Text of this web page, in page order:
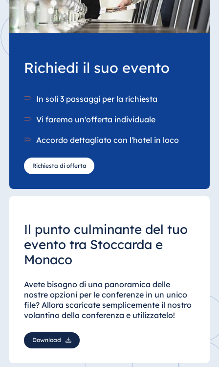
Richiedi il suo evento
In soli 3 passaggi per la richiesta
Vi faremo un'offerta individuale
Accordo dettagliato con l'hotel in loco
Richiesta di offerta
Il punto culminante del tuo
evento tra Stoccarda e
Monaco
Avete bisogno di una panoramica delle
nostre opzioni per le conferenze in un unico
file? Allora scaricate semplicemente il nostro
volantino della conferenza e utilizzatelo!
Download